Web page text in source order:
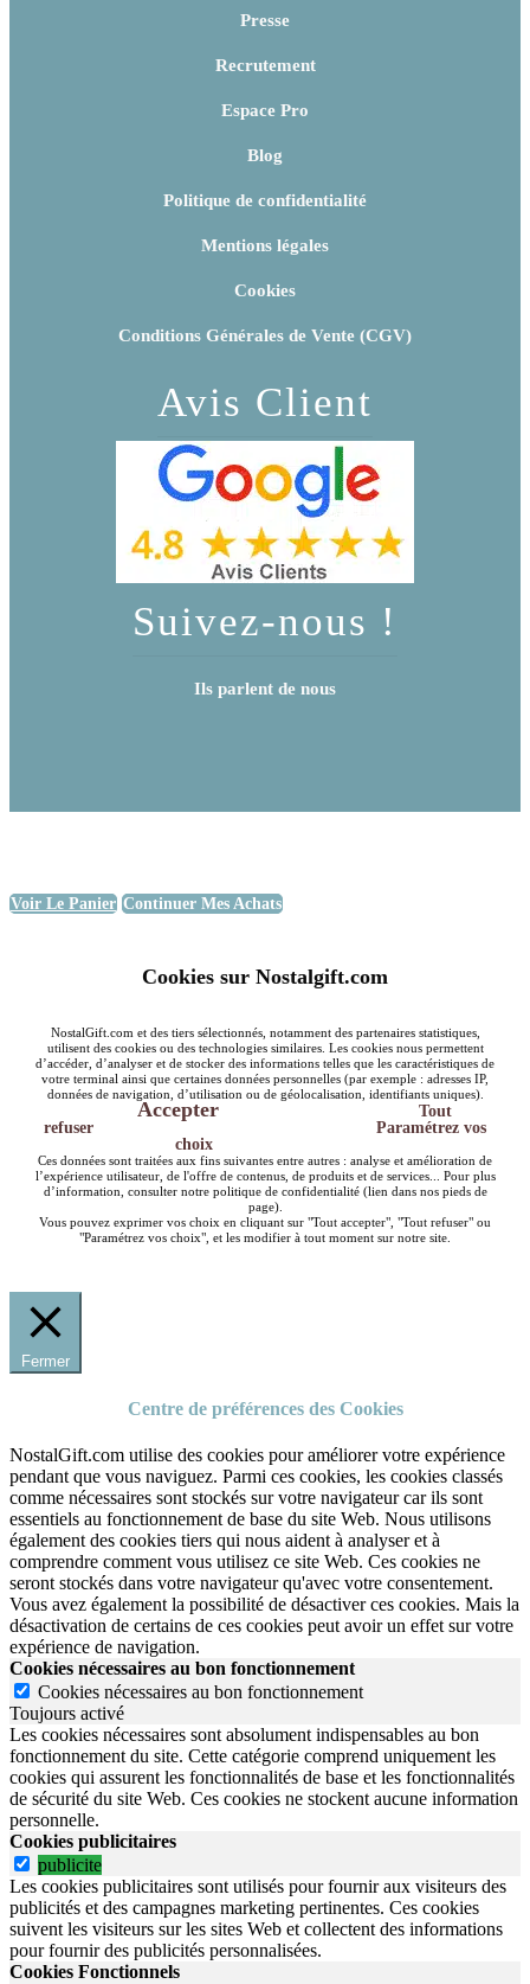
Presse
Recrutement
Espace Pro
Blog
Politique de confidentialité
Mentions légales
Cookies
Conditions Générales de Vente (CGV)
Avis Client
Suivez-nous !
Ils parlent de nous
Voir Le Panier Continuer Mes Achats
Cookies sur Nostalgift.com
NostalGift.com et des tiers sélectionnés, notamment des partenaires statistiques,
utilisent des cookies ou des technologies similaires. Les cookies nous permettent
d’accéder, d’analyser et de stocker des informations telles que les caractéristiques de
votre terminal ainsi que certaines données personnelles (par exemple : adresses IP,
données de navigation, d’utilisation ou de géolocalisation, identifiants uniques).
Accepter
Tout
refuser
Paramétrez vos
choix
Ces données sont traitées aux fins suivantes entre autres : analyse et amélioration de
l’expérience utilisateur, de l'offre de contenus, de produits et de services... Pour plus
d’information, consulter notre politique de confidentialité (lien dans nos pieds de
page).
Vous pouvez exprimer vos choix en cliquant sur "Tout accepter", "Tout refuser" ou
"Paramétrez vos choix", et les modifier à tout moment sur notre site.
Fermer
Centre de préférences des Cookies
NostalGift.com utilise des cookies pour améliorer votre expérience
pendant que vous naviguez. Parmi ces cookies, les cookies classés
comme nécessaires sont stockés sur votre navigateur car ils sont
essentiels au fonctionnement de base du site Web. Nous utilisons
également des cookies tiers qui nous aident à analyser et à
comprendre comment vous utilisez ce site Web. Ces cookies ne
seront stockés dans votre navigateur qu'avec votre consentement.
Vous avez également la possibilité de désactiver ces cookies. Mais la
désactivation de certains de ces cookies peut avoir un effet sur votre
expérience de navigation.
Cookies nécessaires au bon fonctionnement
Cookies nécessaires au bon fonctionnement
Toujours activé
Les cookies nécessaires sont absolument indispensables au bon
fonctionnement du site. Cette catégorie comprend uniquement les
cookies qui assurent les fonctionnalités de base et les fonctionnalités
de sécurité du site Web. Ces cookies ne stockent aucune information
personnelle.
Cookies publicitaires
publicite
Les cookies publicitaires sont utilisés pour fournir aux visiteurs des
publicités et des campagnes marketing pertinentes. Ces cookies
suivent les visiteurs sur les sites Web et collectent des informations
pour fournir des publicités personnalisées.
Cookies Fonctionnels